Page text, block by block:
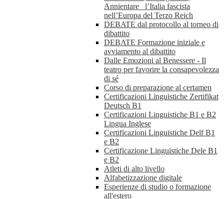
Annientare_ l’Italia fascista
nell’Europa del Terzo Reich
DEBATE dal protocollo al torneo di
dibattito
DEBATE Formazione iniziale e
avviamento al dibattito
Dalle Emozioni al Benessere - Il
teatro per favorire la consapevolezza
di sé
Corso di preparazione al certamen
Certificazioni Linguistiche Zertifikat
Deutsch B1
Certificazioni Linguistiche B1 e B2
Lingua Inglese
Certificazioni Linguistiche Delf B1
e B2
Certificazione Linguistiche Dele B1
e B2
Atleti di alto livello
Alfabetizzazione digitale
Esperienze di studio o formazione
all'estero